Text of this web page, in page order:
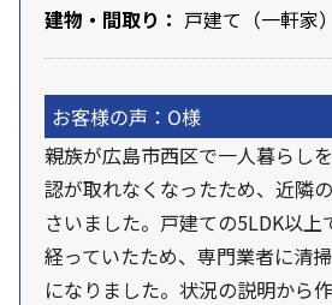
建物・間取り： 戸建て（一軒家
お客様の声：O様
親族が広島市西区で一人暮らし
認が取れなくなったため、近隣
さいました。戸建ての5LDK以上
経っていたため、専門業者に清
になりました。状況の説明から